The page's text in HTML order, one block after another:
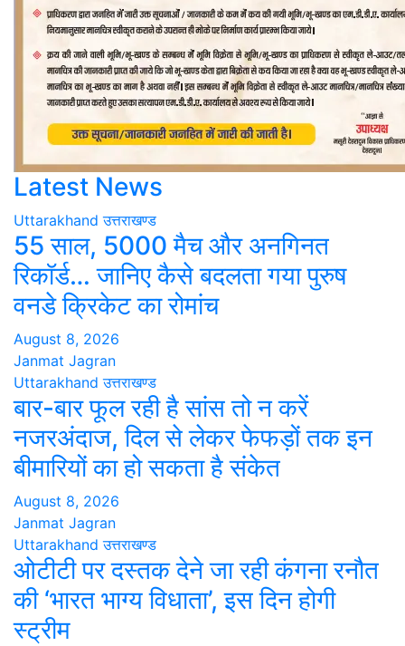
Latest News
Uttarakhand उत्तराखण्ड
55 साल, 5000 मैच और अनगिनत
रिकॉर्ड… जानिए कैसे बदलता गया पुरुष
वनडे क्रिकेट का रोमांच
August 8, 2026
Janmat Jagran
Uttarakhand उत्तराखण्ड
बार-बार फूल रही है सांस तो न करें
नजरअंदाज, दिल से लेकर फेफड़ों तक इन
बीमारियों का हो सकता है संकेत
August 8, 2026
Janmat Jagran
Uttarakhand उत्तराखण्ड
ओटीटी पर दस्तक देने जा रही कंगना रनौत
की ‘भारत भाग्य विधाता’, इस दिन होगी
स्ट्रीम